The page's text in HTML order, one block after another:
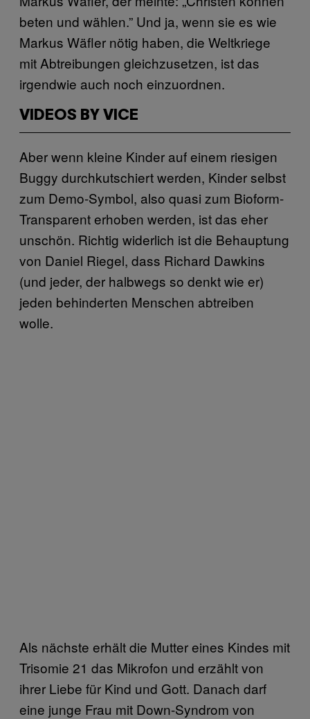
beten und wählen.” Und ja, wenn sie es wie
Markus Wäfler nötig haben, die Weltkriege
mit Abtreibungen gleichzusetzen, ist das
irgendwie auch noch einzuordnen.
VIDEOS BY VICE
Aber wenn kleine Kinder auf einem riesigen
Buggy durchkutschiert werden, Kinder selbst
zum Demo-Symbol, also quasi zum Bioform-
Transparent erhoben werden, ist das eher
unschön. Richtig widerlich ist die Behauptung
von Daniel Riegel, dass Richard Dawkins
(und jeder, der halbwegs so denkt wie er)
jeden behinderten Menschen abtreiben
wolle.
Als nächste erhält die Mutter eines Kindes mit
Trisomie 21 das Mikrofon und erzählt von
ihrer Liebe für Kind und Gott. Danach darf
eine junge Frau mit Down-Syndrom von